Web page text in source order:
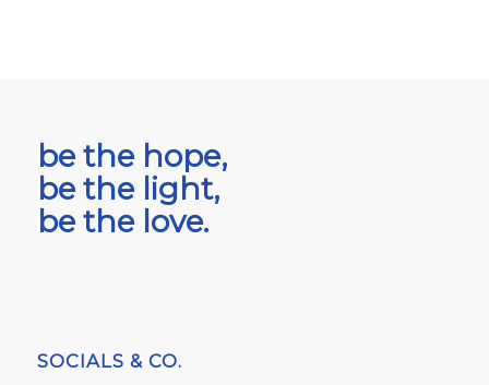
be the hope,
be the light,
be the love.
SOCIALS & CO.